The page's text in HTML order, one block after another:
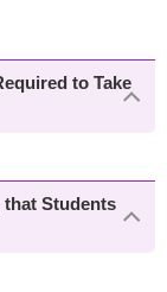
to Take
that Students